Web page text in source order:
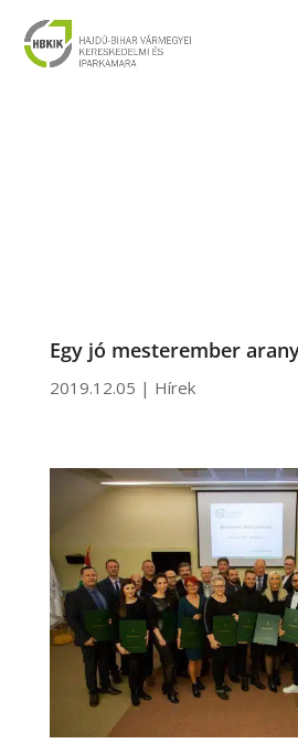
Egy jó mesterember
2019.12.05 | Hírek